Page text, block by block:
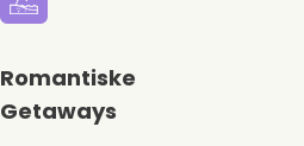
Romantiske
Getaways